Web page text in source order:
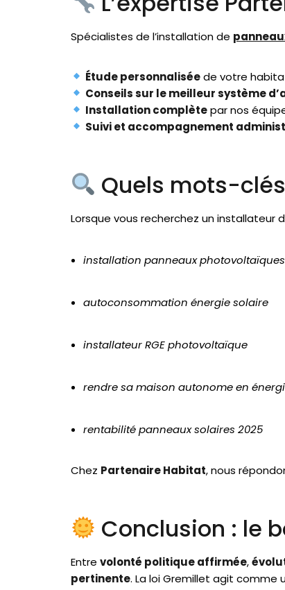
Spécialistes de l’installation de
Étude personnaliséede votre
Conseils sur le meilleur système
Installation complètepar nos
Suivi et accompagnement
Quels mots-
Lorsque vous recherchez un installateur
installation panneaux
autoconsommation énergie solaire
installateur RGE photovoltaïque
rendre sa maison autonome en
rentabilité panneaux solaires 2025
Chez Partenaire Habitat, nous
Conclusion : le
Entre volonté politique affirmée,
pertinente. La loi Gremillet agit comme